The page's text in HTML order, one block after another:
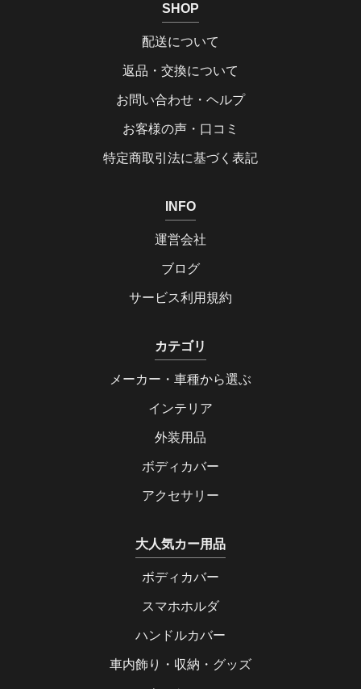
SHOP
配送について
返品・交換について
お問い合わせ・ヘルプ
お客様の声・口コミ
特定商取引法に基づく表記
INFO
運営会社
ブログ
サービス利用規約
カテゴリ
メーカー・車種から選ぶ
インテリア
外装用品
ボディカバー
アクセサリー
大人気カー用品
ボディカバー
スマホホルダ
ハンドルカバー
車内飾り・収納・グッズ